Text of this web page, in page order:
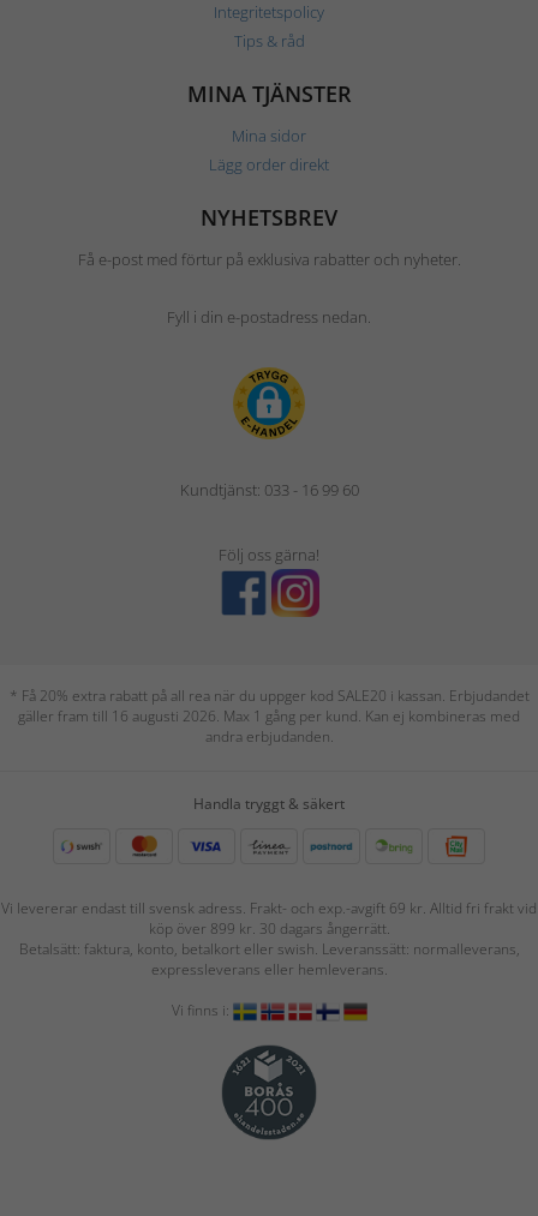
Integritetspolicy
Tips & råd
MINA TJÄNSTER
Mina sidor
Lägg order direkt
NYHETSBREV
Få e-post med förtur på exklusiva rabatter och nyheter.
Fyll i din e-postadress nedan.
Kundtjänst: 033 - 16 99 60
Följ oss gärna!
* Få 20% extra rabatt på all rea när du uppger kod SALE20 i kassan. Erbjudandet
gäller fram till 16 augusti 2026. Max 1 gång per kund. Kan ej kombineras med
andra erbjudanden.
Handla tryggt & säkert
Vi levererar endast till svensk adress. Frakt- och exp.-avgift 69 kr. Alltid fri frakt vid
köp över 899 kr. 30 dagars ångerrätt.
Betalsätt: faktura, konto, betalkort eller swish. Leveranssätt: normalleverans,
expressleverans eller hemleverans.
Vi finns i: